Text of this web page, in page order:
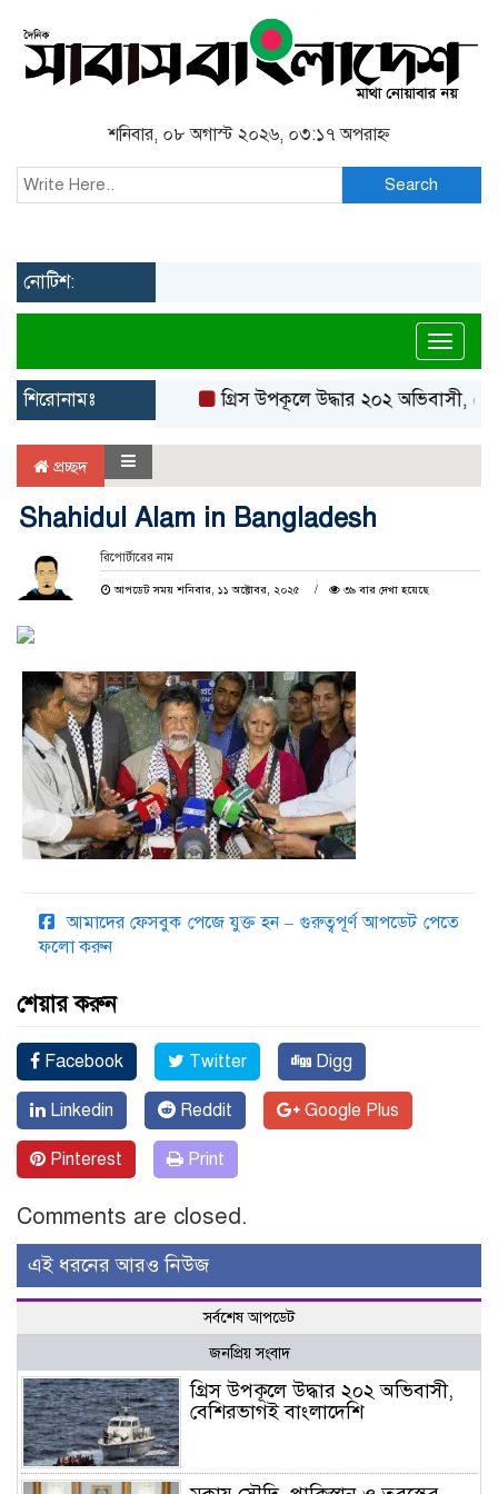
শনিবার, ০৮ অগাস্ট ২০২৬, ০৩:১৭ অপরাহ্ন
Search
নোটিশ:
শিরোনামঃ গ্রিস উপকূলে উদ্ধার ২০২ অভিবাসী,
প্রচ্ছদ
Shahidul Alam in Bangladesh
রিপোর্টারের নাম
আপডেট সময় শনিবার, ১১ অক্টোবর, ২০২৫ ৩৯ বার দেখা হয়েছে
আমাদের ফেসবুক পেজে যুক্ত হন – গুরুত্বপূর্ণ আপডেট পেতে
ফলো করুন
শেয়ার করুন
Facebook Twitter Digg
Linkedin Reddit Google Plus
Pinterest Print
Comments are closed.
এই ধরনের আরও নিউজ
সর্বশেষ আপডেট
জনপ্রিয় সংবাদ
গ্রিস উপকূলে উদ্ধার ২০২ অভিবাসী,
বেশিরভাগই বাংলাদেশি